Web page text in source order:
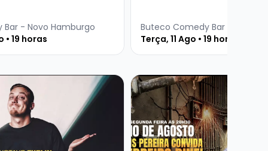
- Novo Hamburgo
• 19 horas
Buteco Comedy Bar - Novo
Terça, 11 Ago • 19 horas
FURLIN - SHOW SOLOVeja mais sobre CRIS